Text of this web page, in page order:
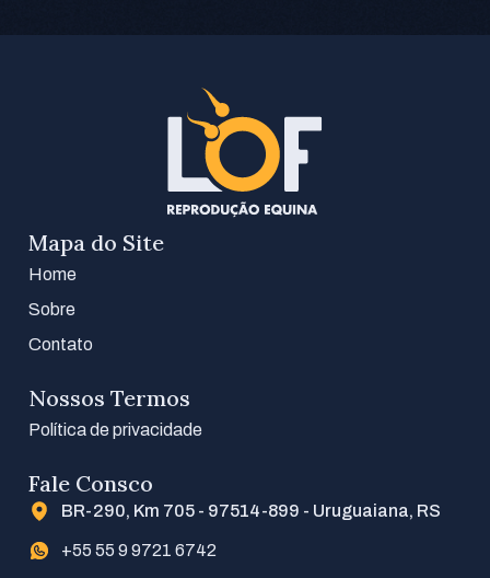
Mapa do Site
Home
Sobre
Contato
Nossos Termos
Política de privacidade
Fale Consco
BR-290, Km 705 - 97514-899 - Uruguaiana, RS
+55 55 9 9721 6742